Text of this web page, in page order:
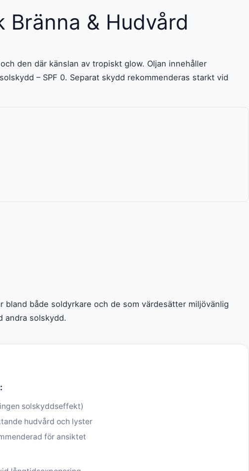
Bränna & Hudvård
den där känslan av tropiskt glow. Oljan innehåller
– SPF 0. Separat skydd rekommenderas starkt vid
både soldyrkare och de som värdesätter miljövänlig
andra solskydd.
solskyddseffekt)
hudvård och lyster
för ansiktet